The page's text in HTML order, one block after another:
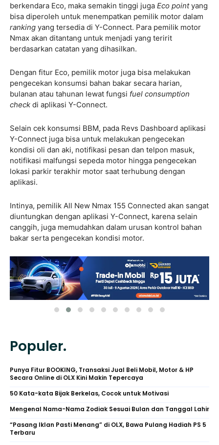
berkendara Eco, maka semakin tinggi juga Eco pointyang
bisa diperoleh untuk menempatkan pemilik motor dalam
ranking yang tersedia di Y-Connect. Para pemilik motor
Nmax akan ditantang untuk menjadi yang teririt
berdasarkan catatan yang dihasilkan.
Dengan fitur Eco, pemilik motor juga bisa melakukan
pengecekan konsumsi bahan bakar secara harian,
bulanan atau tahunan lewat fungsi fuel consumption
check di aplikasi Y-Connect.
Selain cek konsumsi BBM, pada Revs Dashboard aplikasi
Y-Connect juga bisa untuk melakukan pengecekan
kondisi oli dan aki, notifikasi pesan dan telpon masuk,
notifikasi malfungsi sepeda motor hingga pengecekan
lokasi parkir terakhir motor saat terhubung dengan
aplikasi.
Intinya, pemilik All New Nmax 155 Connected akan sangat
diuntungkan dengan aplikasi Y-Connect, karena selain
canggih, juga memudahkan dalam urusan kontrol bahan
bakar serta pengecekan kondisi motor.
Populer.
Punya Fitur BOOKING, Transaksi Jual Beli Mobil, Motor & HP
Secara Online di OLX Kini Makin Tepercaya
50 Kata-kata Bijak Berkelas, Cocok untuk Motivasi
Mengenal Nama-Nama Zodiak Sesuai Bulan dan Tanggal Lahir
“Pasang Iklan Pasti Menang” di OLX, Bawa Pulang Hadiah PS 5
Terbaru